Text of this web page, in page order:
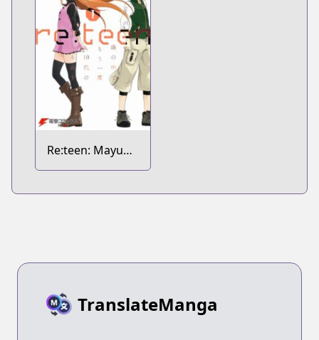
Re:teen: Mayu
no Naka de Mou
TranslateManga